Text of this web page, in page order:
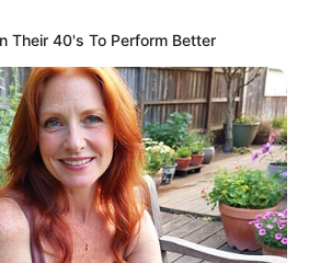
Their 40's To Perform Better